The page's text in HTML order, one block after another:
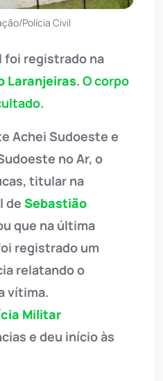
Polícia Civil
foi registrado na
Laranjeiras. O corpo
Achei Sudoeste e
no Ar, o
titular na
de Sebastião
que na última
registrado um
relatando o
vítima.
Militar
e deu início às